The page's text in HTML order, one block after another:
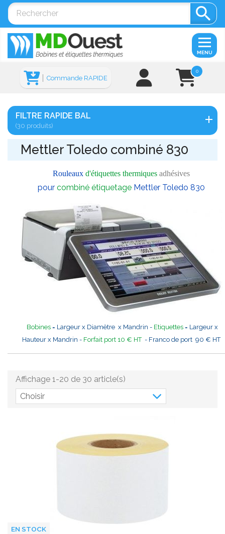

0
Commande RAPIDE
MENU
FILTRE RAPIDE BAL
(30 produits)
Mettler Toledo combiné 830
Rouleaux d'étiquettes thermiques adhésives
pourcombiné étiquetage Mettler Toledo 830
Bobines = Largeur x Diamètre x Mandrin - Etiquettes = Largeur x
Hauteur x Mandrin - Forfait port 10 € HT- Franco de port 90 € HT
Choisir
Affichage 1-20 de 30 article(s)
EN STOCK